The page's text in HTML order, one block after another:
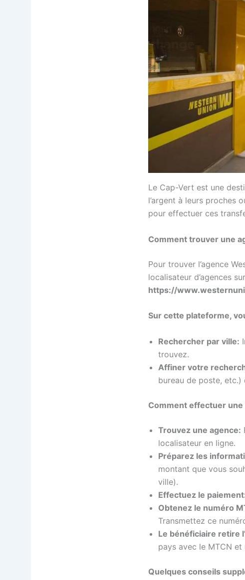
Le Cap-Vert est une
l’argent à leurs proches
pour effectuer ces
Comment trouver une
Pour trouver l’agence
localisateur d’agences
https://
Sur cette plateforme,
Rechercher par ville:
trouvez.
Affiner votre
bureau de poste, etc.)
Comment effectuer
Trouvez une agence:
localisateur en ligne.
Préparez les
montant que vous
ville).
Effectuez le
Obtenez le numéro
Transmettez ce
Le bénéficiaire retire
pays avec le MTCN et
Quelques conseils